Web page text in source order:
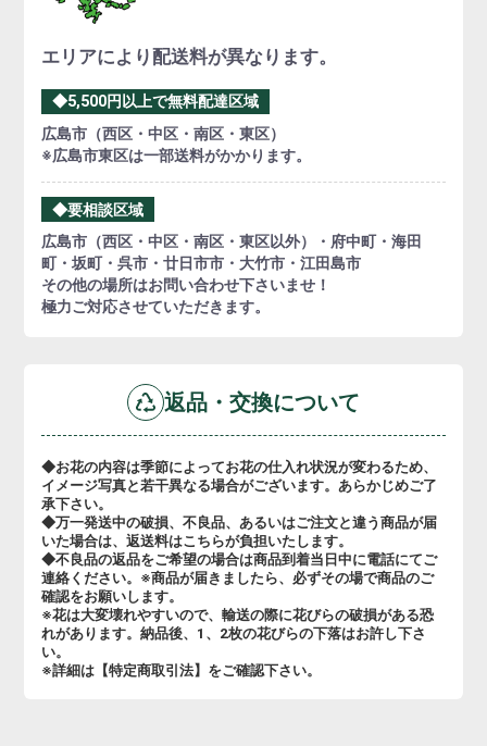
エリアにより配送料が異なります。
◆5,500円以上で無料配達区域
広島市（西区・中区・南区・東区）
※広島市東区は一部送料がかかります。
◆要相談区域
広島市（西区・中区・南区・東区以外）・府中町・海田
町・坂町・呉市・廿日市市・大竹市・江田島市
その他の場所はお問い合わせ下さいませ！
極力ご対応させていただきます。
返品・交換について
◆お花の内容は季節によってお花の仕入れ状況が変わるため、
イメージ写真と若干異なる場合がございます。あらかじめご了
承下さい。
◆万一発送中の破損、不良品、あるいはご注文と違う商品が届
いた場合は、返送料はこちらが負担いたします。
◆不良品の返品をご希望の場合は商品到着当日中に電話にてご
連絡ください。※商品が届きましたら、必ずその場で商品のご
確認をお願いします。
※花は大変壊れやすいので、輸送の際に花びらの破損がある恐
れがあります。納品後、1、2枚の花びらの下落はお許し下さ
い。
※詳細は【特定商取引法】をご確認下さい。